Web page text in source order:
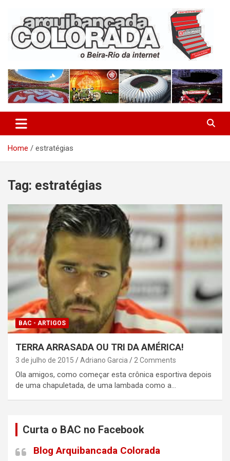
content
Arquibancada Colorada
Home estratégias
Tag: estratégias
BAC - ARTIGOS
TERRA ARRASADA OU TRI DA AMÉRICA!
3 de julho de 2015 Adriano Garcia 2 Comments
Ola amigos, como começar esta crônica esportiva depois
de uma chapuletada, de uma lambada como a…
Curta o BAC no Facebook
Blog Arquibancada Colorada